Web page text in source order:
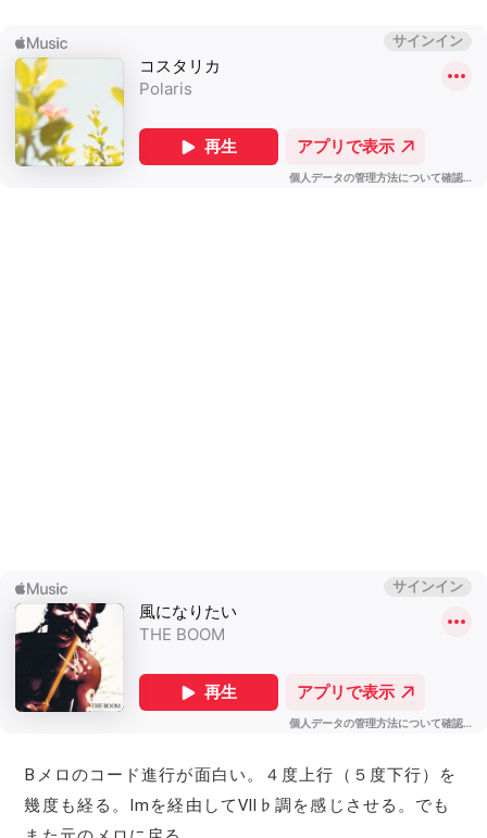
Bメロのコード進行が面白い。４度上行（５度下行）を
幾度も経る。Ⅰmを経由してⅦ♭調を感じさせる。でも